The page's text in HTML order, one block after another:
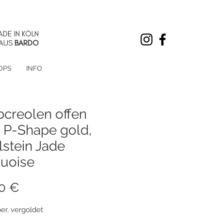
IN KÖLN
BARDO
INFO
offen
P-Shape gold,
Jade
€Preis
vergoldet